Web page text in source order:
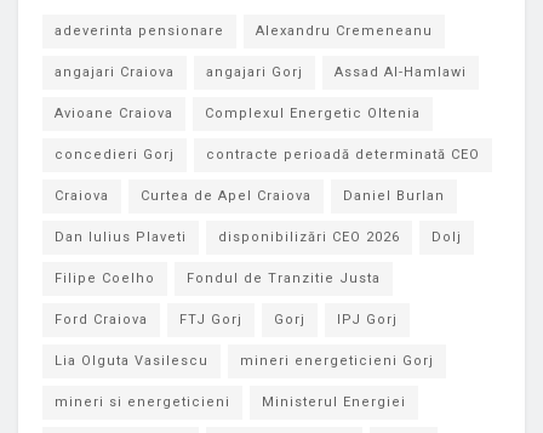
adeverinta pensionare Alexandru Cremeneanu
angajari Craiova angajari Gorj Assad Al-Hamlawi
Avioane Craiova Complexul Energetic Oltenia
concedieri Gorj contracte perioadă determinată CEO
Craiova Curtea de Apel Craiova Daniel Burlan
Dan Iulius Plaveti disponibilizări CEO 2026 Dolj
Filipe Coelho Fondul de Tranzitie Justa
Ford Craiova FTJ Gorj Gorj IPJ Gorj
Lia Olguta Vasilescu mineri energeticieni Gorj
mineri si energeticieni Ministerul Energiei